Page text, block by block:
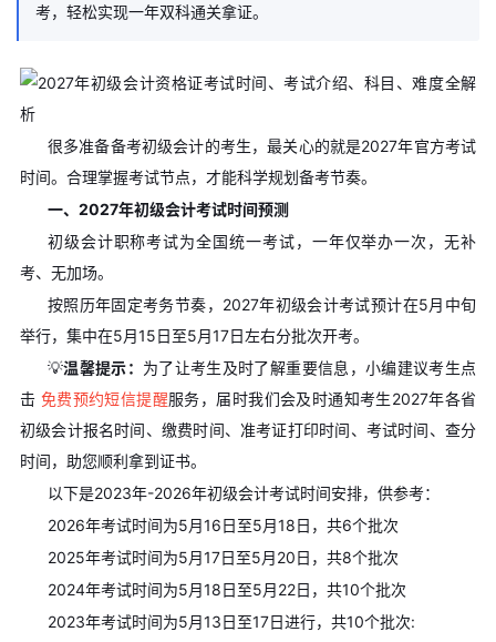
考，轻松实现一年双科通关拿证。
很多准备备考初级会计的考生，最关心的就是2027年官方考试
时间。合理掌握考试节点，才能科学规划备考节奏。
一、2027年初级会计考试时间预测
初级会计职称考试为全国统一考试，一年仅举办一次，无补
考、无加场。
按照历年固定考务节奏，2027年初级会计考试预计在5月中旬
举行，集中在5月15日至5月17日左右分批次开考。
💡温馨提示： 为了让考生及时了解重要信息，小编建议考生点
击 免费预约短信提醒服务，届时我们会及时通知考生2027年各省
初级会计报名时间、缴费时间、准考证打印时间、考试时间、查分
时间，助您顺利拿到证书。
以下是2023年-2026年初级会计考试时间安排，供参考：
2026年考试时间为5月16日至5月18日，共6个批次
2025年考试时间为5月17日至5月20日，共8个批次
2024年考试时间为5月18日至5月22日，共10个批次
2023年考试时间为5月13日至17日进行，共10个批次: